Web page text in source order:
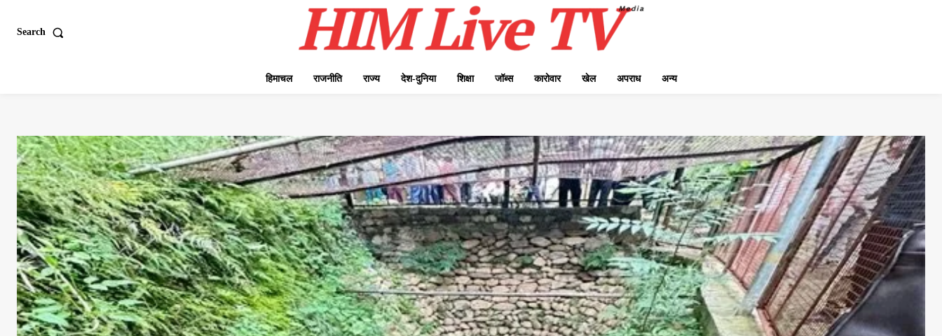
Search
हिमाचल राजनीति राज्य देश-दुनिया शिक्षा जॉब्स कारोवार खेल अपराध अन्य